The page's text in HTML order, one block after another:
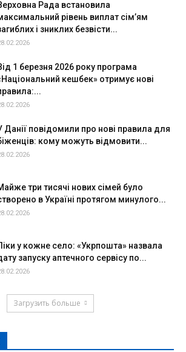
Рада встановила
рівень виплат сім’ям
і зниклих безвісти...
1 березня 2026 року програма
кешбек» отримує нові
Данії повідомили про нові правила для
кому можуть відмовити...
три тисячі нових сімей було
в Україні протягом минулого...
у кожне село: «Укрпошта» назвала
запуску аптечного сервісу по...
Загрузить больше